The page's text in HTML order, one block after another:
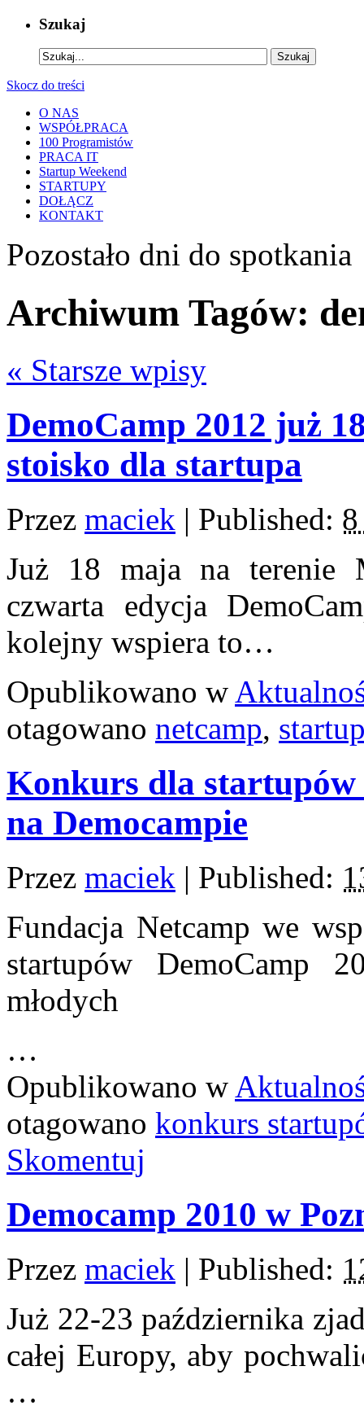
Szukaj
Skocz do treści
O NAS
WSPÓŁPRACA
100 Programistów
PRACA IT
Startup Weekend
STARTUPY
DOŁĄCZ
KONTAKT
Pozostało dni do spotkania
Archiwum Tagów:
« Starsze wpisy
DemoCamp 2012 już
stoisko dla startupa
Przez maciek | Published:
Już 18 maja na terenie
czwarta edycja
kolejny wspiera to…
Opublikowano w
otagowano netcamp,
Konkurs dla startupów
na Democampie
Przez maciek | Published:
Fundacja Netcamp we
startupów DemoCamp
młodych
…
Opublikowano w
otagowano konkurs
Skomentuj
Democamp 2010 w
Przez maciek | Published:
Już 22-23 października
całej Europy, aby
…